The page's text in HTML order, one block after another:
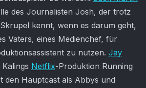
des Journalisten Josh, der trotz
kennt, wenn es darum geht,
Vaters, eines Medienchef, für
zu nutzen. Jay
Netflix-Produktion Running
den Hauptcast als Abbys und